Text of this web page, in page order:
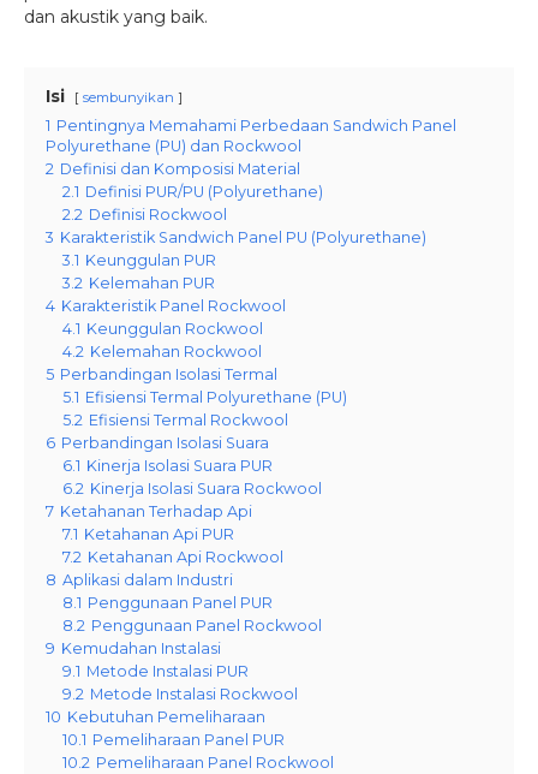
dan akustik yang baik.
Isi sembunyikan
1 Pentingnya Memahami Perbedaan Sandwich Panel
Polyurethane (PU) dan Rockwool
2 Definisi dan Komposisi Material
2.1 Definisi PUR/PU (Polyurethane)
2.2 Definisi Rockwool
3 Karakteristik Sandwich Panel PU (Polyurethane)
3.1 Keunggulan PUR
3.2 Kelemahan PUR
4 Karakteristik Panel Rockwool
4.1 Keunggulan Rockwool
4.2 Kelemahan Rockwool
5 Perbandingan Isolasi Termal
5.1 Efisiensi Termal Polyurethane (PU)
5.2 Efisiensi Termal Rockwool
6 Perbandingan Isolasi Suara
6.1 Kinerja Isolasi Suara PUR
6.2 Kinerja Isolasi Suara Rockwool
7 Ketahanan Terhadap Api
7.1 Ketahanan Api PUR
7.2 Ketahanan Api Rockwool
8 Aplikasi dalam Industri
8.1 Penggunaan Panel PUR
8.2 Penggunaan Panel Rockwool
9 Kemudahan Instalasi
9.1 Metode Instalasi PUR
9.2 Metode Instalasi Rockwool
10 Kebutuhan Pemeliharaan
10.1 Pemeliharaan Panel PUR
10.2 Pemeliharaan Panel Rockwool